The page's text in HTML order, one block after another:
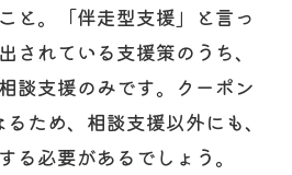
と。「伴走型支援」と言っ
されている支援策のうち、
談支援のみです。クーポン
ため、相談支援以外にも、
る必要があるでしょう。